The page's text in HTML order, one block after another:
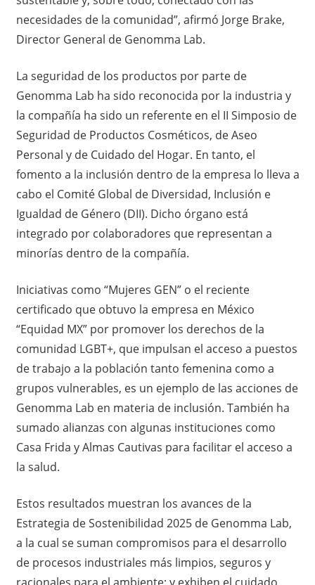
necesidades de la comunidad”, afirmó Jorge Brake,
Director General de Genomma Lab.
La seguridad de los productos por parte de
Genomma Lab ha sido reconocida por la industria y
la compañía ha sido un referente en el II Simposio de
Seguridad de Productos Cosméticos, de Aseo
Personal y de Cuidado del Hogar. En tanto, el
fomento a la inclusión dentro de la empresa lo lleva a
cabo el Comité Global de Diversidad, Inclusión e
Igualdad de Género (DII). Dicho órgano está
integrado por colaboradores que representan a
minorías dentro de la compañía.
Iniciativas como “Mujeres GEN” o el reciente
certificado que obtuvo la empresa en México
“Equidad MX” por promover los derechos de la
comunidad LGBT+, que impulsan el acceso a puestos
de trabajo a la población tanto femenina como a
grupos vulnerables, es un ejemplo de las acciones de
Genomma Lab en materia de inclusión. También ha
sumado alianzas con algunas instituciones como
Casa Frida y Almas Cautivas para facilitar el acceso a
la salud.
Estos resultados muestran los avances de la
Estrategia de Sostenibilidad 2025 de Genomma Lab,
a la cual se suman compromisos para el desarrollo
de procesos industriales más limpios, seguros y
racionales para el ambiente; y exhiben el cuidado